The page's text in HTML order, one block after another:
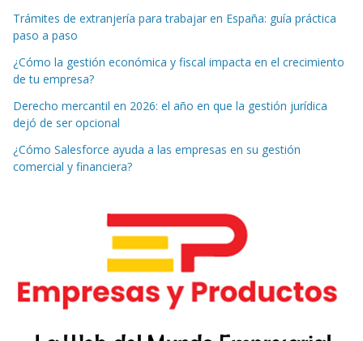
Trámites de extranjería para trabajar en España: guía práctica
paso a paso
¿Cómo la gestión económica y fiscal impacta en el crecimiento
de tu empresa?
Derecho mercantil en 2026: el año en que la gestión jurídica
dejó de ser opcional
¿Cómo Salesforce ayuda a las empresas en su gestión
comercial y financiera?